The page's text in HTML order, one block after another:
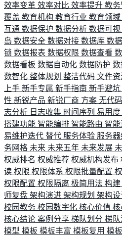
效率变革 效率对比 效率提升 教务
覆盖 教育机构 教育行业 教育领域
互通 数据保护 数据分析 数据可视
岛 数据安全 数据对接 数据库 数
锁 数据报表 数据权限 数据查看
数据看板 数据自动化 数据防护 数
数智化 整体规划 整洁代码 文件资
上手 新手专属 新手指南 新手避坑
性 新锐产品 新锐厂商 方案 无代码
志分析 日志收集 时间序列 易用度
搭建功能 智能编排 智能路由 智能
易维护迭代 替代 服务体验 服务器
务网格 未来 未来五年 未来发展
权威排名 权威推荐 权威机构发布
读 权限 权限体系 权限批量配置
权限配置 权限隔离 极简用法 构建
师复盘 架构演进 架构规划 架构设
校园教务 校园数字化 核心价值 核
核心结论 案例分享 梯队划分 梯
模型 模板 模板丰富 模板复用 模